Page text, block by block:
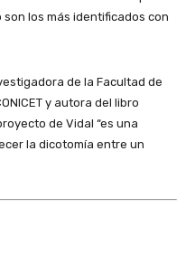
los más identificados con
de la Facultad de
y autora del libro
de Vidal “es una
la dicotomía entre un